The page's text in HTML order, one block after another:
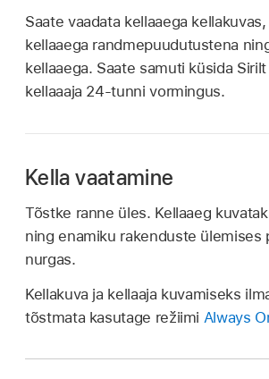
Saate vaadata kellaaega
kellaaega randmepuudutustena
kellaaega. Saate samuti küsida
kellaaaja 24-tunni vormingus.
Kella vaatamine
Tõstke ranne üles. Kellaaeg
ning enamiku rakenduste ülemises
nurgas.
Kellakuva ja kellaaja kuvamiseks
tõstmata kasutage režiimi Always